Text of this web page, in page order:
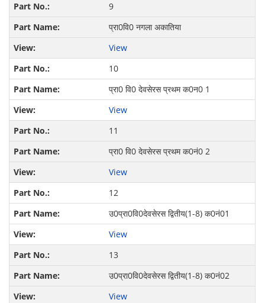
9
प्रा0वि0 नगला अकातिया
View
10
प्रा0 वि0 देवसेरस प्रथम क0न0 1
View
11
प्रा0 वि0 देवसेरस प्रथम क0नं0 2
View
12
उ0प्रा0वि0देवसेरस द्वितीय(1-8) क0नं01
View
13
उ0प्रा0वि0देवसेरस द्वितीय(1-8) क0नं02
View